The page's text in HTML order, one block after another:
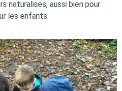
naturalises, aussi bien pour
les enfants.